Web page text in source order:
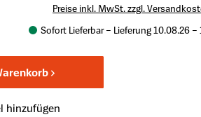
Preise inkl. MwSt. zzgl.
Sofort Lieferbar – Lieferung 10.08.26 –
hinzufügen